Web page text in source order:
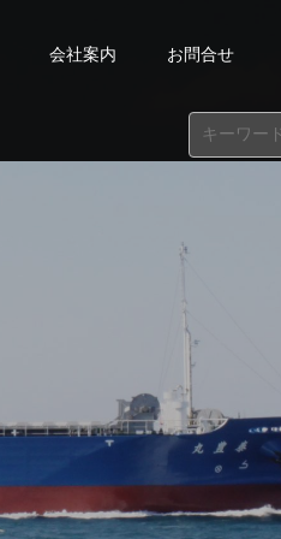
会社案内 お問合せ